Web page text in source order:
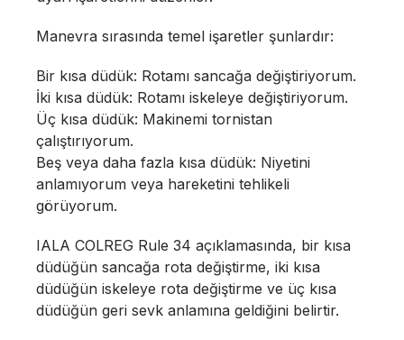
Manevra sırasında temel işaretler şunlardır:
Bir kısa düdük: Rotamı sancağa değiştiriyorum.
İki kısa düdük: Rotamı iskeleye değiştiriyorum.
Üç kısa düdük: Makinemi tornistan
çalıştırıyorum.
Beş veya daha fazla kısa düdük: Niyetini
anlamıyorum veya hareketini tehlikeli
görüyorum.
IALA COLREG Rule 34 açıklamasında, bir kısa
düdüğün sancağa rota değiştirme, iki kısa
düdüğün iskeleye rota değiştirme ve üç kısa
düdüğün geri sevk anlamına geldiğini belirtir.